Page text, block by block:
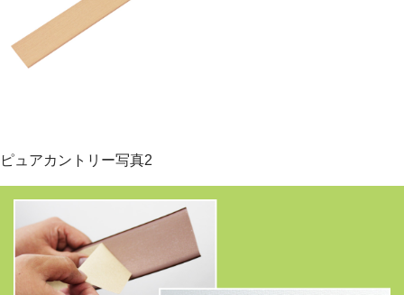
ピュアカントリー写真2